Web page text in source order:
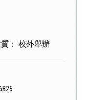
： 校外舉辦